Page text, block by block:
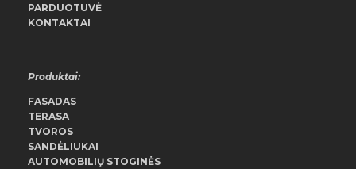
PARDUOTUVĖ
KONTAKTAI
Produktai:
FASADAS
TERASA
TVOROS
SANDĖLIUKAI
AUTOMOBILIŲ STOGINĖS